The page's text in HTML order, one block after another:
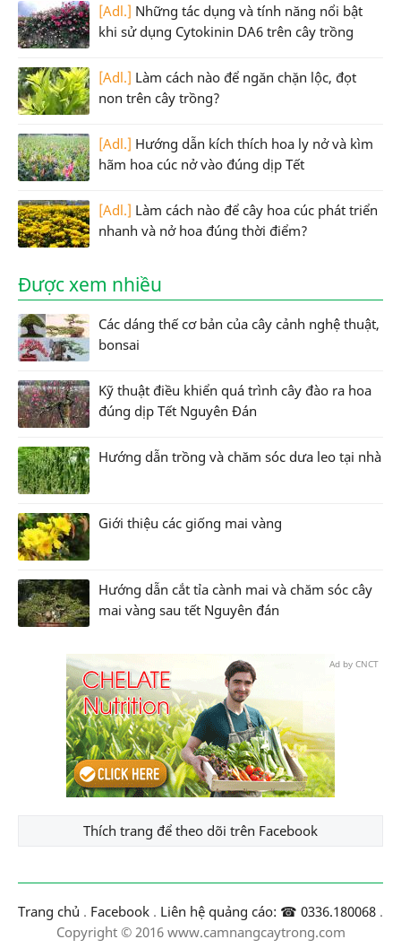
[Adl.] Những tác dụng và tính năng nổi bật
khi sử dụng Cytokinin DA6 trên cây trồng
[Adl.] Làm cách nào để ngăn chặn lộc, đọt
non trên cây trồng?
[Adl.] Hướng dẫn kích thích hoa ly nở và kìm
hãm hoa cúc nở vào đúng dịp Tết
[Adl.] Làm cách nào để cây hoa cúc phát triển
nhanh và nở hoa đúng thời điểm?
Được xem nhiều
Các dáng thế cơ bản của cây cảnh nghệ thuật,
bonsai
Kỹ thuật điều khiển quá trình cây đào ra hoa
đúng dịp Tết Nguyên Đán
Hướng dẫn trồng và chăm sóc dưa leo tại nhà
Giới thiệu các giống mai vàng
Hướng dẫn cắt tỉa cành mai và chăm sóc cây
mai vàng sau tết Nguyên đán
Ad by CNCT
Thích trang để theo dõi trên Facebook
Trang chủ . Facebook . Liên hệ quảng cáo: ☎ 0336.180068 .
Copyright © 2016 www.camnangcaytrong.com